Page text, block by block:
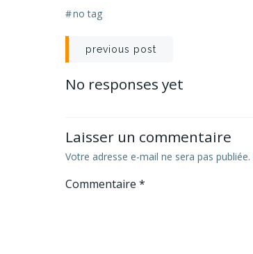
#no tag
Navigation
de
previous post
No responses yet
Laisser un commentaire
Votre adresse e-mail ne sera pas publiée.
Commentaire *